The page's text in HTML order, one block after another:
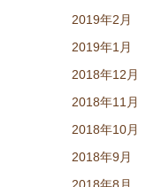
2019年2月
2019年1月
2018年12月
2018年11月
2018年10月
2018年9月